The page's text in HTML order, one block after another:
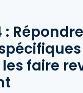
faire